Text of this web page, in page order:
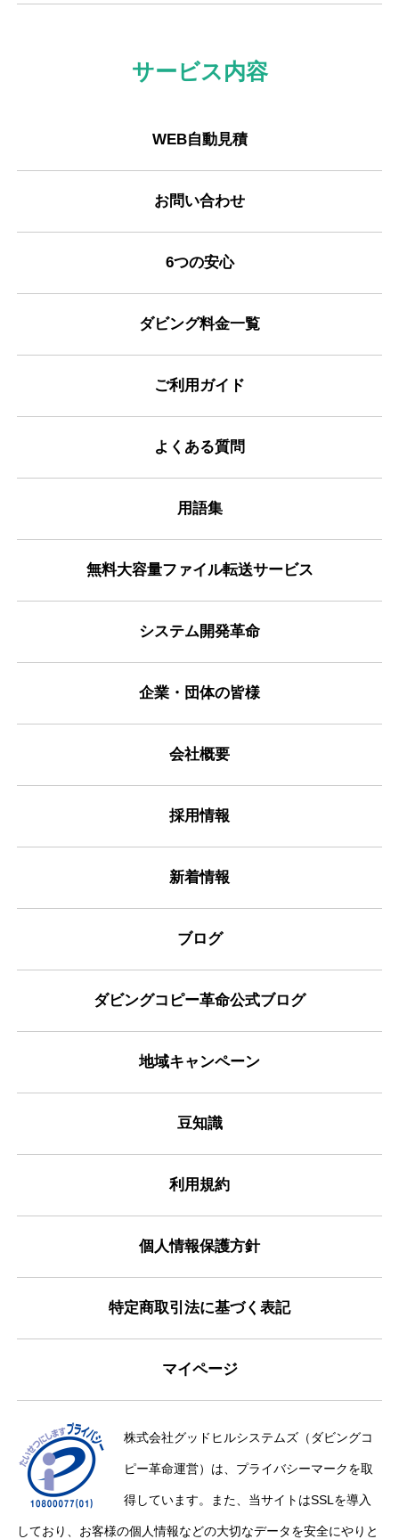
サービス内容
WEB自動見積
お問い合わせ
6つの安心
ダビング料金一覧
ご利用ガイド
よくある質問
用語集
無料大容量ファイル転送サービス
システム開発革命
企業・団体の皆様
会社概要
採用情報
新着情報
ブログ
ダビングコピー革命公式ブログ
地域キャンペーン
豆知識
利用規約
個人情報保護方針
特定商取引法に基づく表記
マイページ
株式会社グッドヒルシステムズ（ダビングコ
ピー革命運営）は、プライバシーマークを取
得しています。また、当サイトはSSLを導入
しており、お客様の個人情報などの大切なデータを安全にやりと